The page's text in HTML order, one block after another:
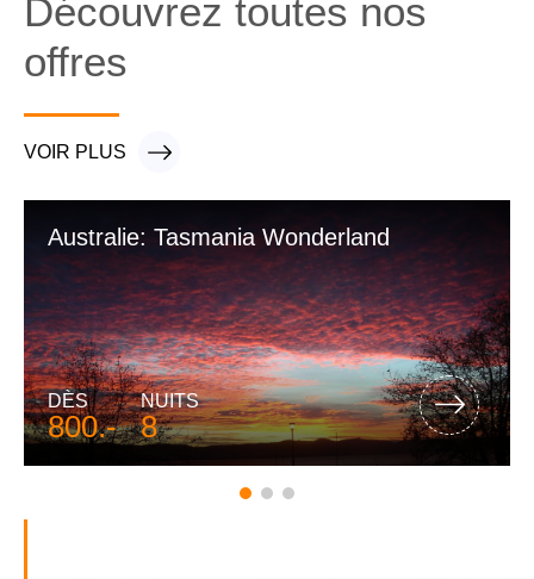
Découvrez toutes nos
offres
VOIR PLUS
VOIR PLUS
Australie: Tasmania Wonderland
DÈS
800.-
NUITS
8